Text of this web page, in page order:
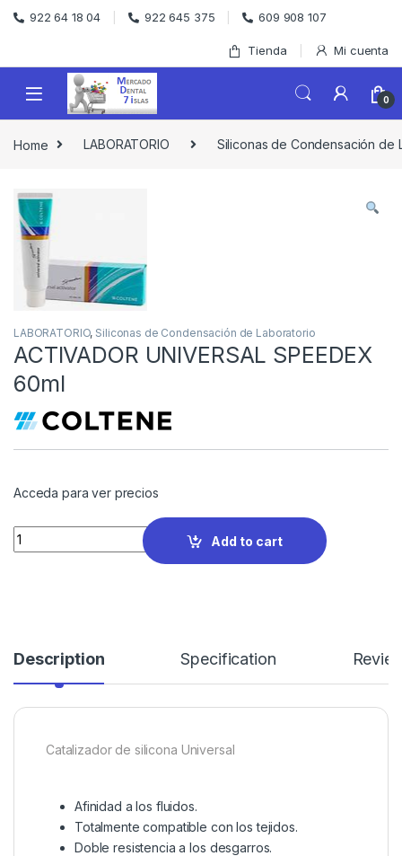
Skip to navigation
Skip to content
922 64 18 04 922 645 375 609 908 107
Tienda Mi cuenta
0
Home LABORATORIO Siliconas de Condensación de
LABORATORIO, Siliconas de Condensación de Laboratorio
ACTIVADOR UNIVERSAL SPEEDEX
60ml
Acceda para ver precios
Quantity
Add to cart
Description Specification
Catalizador de silicona Universal
Afinidad a los fluidos.
Totalmente compatible con los tejidos.
Doble resistencia a los desgarros.